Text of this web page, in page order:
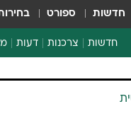
חדשות ספורט
חדשות צרכנות דעות